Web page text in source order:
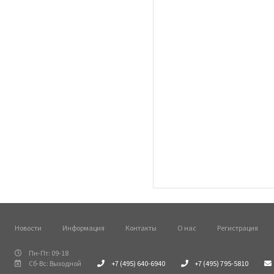
Новости Информация Контакты О нас Регистрация
Пн-Пт: 09-18
Сб-Вс: Выходной
+7 (495) 640-6940 +7 (495) 795-5810